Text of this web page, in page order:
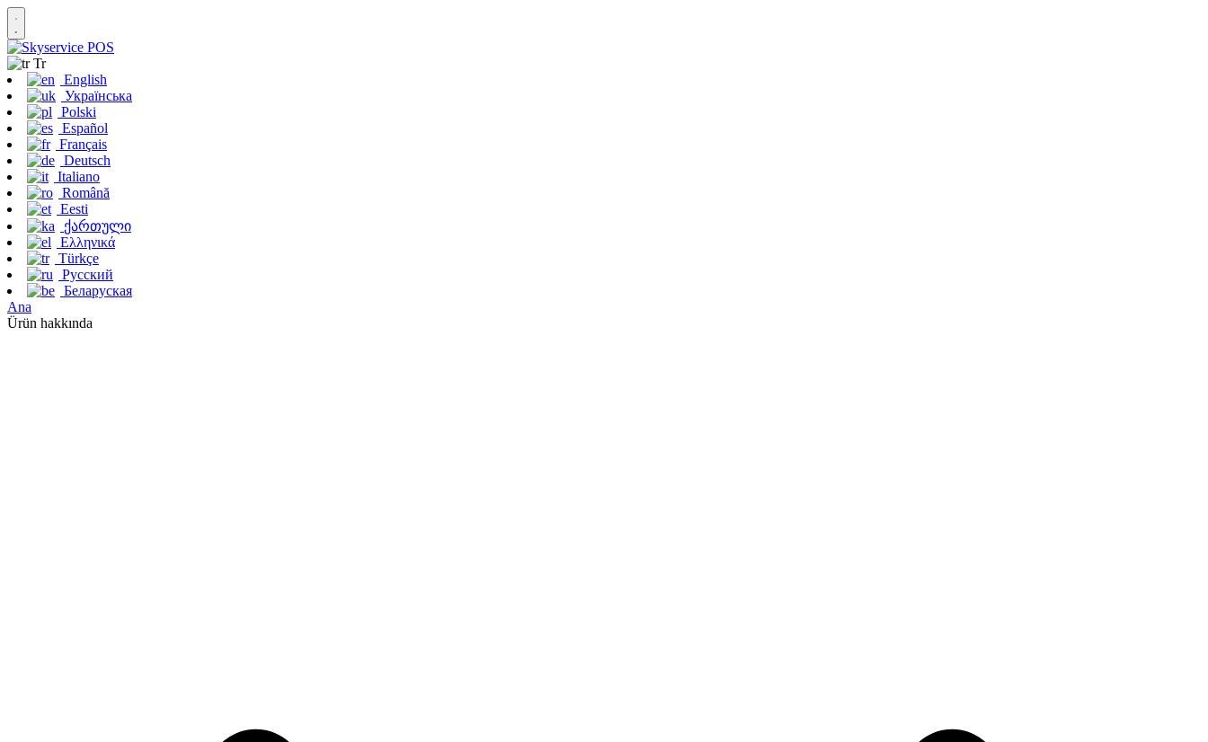
Tr
English
Українська
Polski
Español
Français
Deutsch
Italiano
Română
Eesti
ქართული
Ελληνικά
Türkçe
Русский
Беларуская
Ana
Ürün hakkında